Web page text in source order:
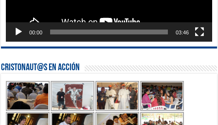
00:00 03:46
Cristonaut@s en Acción